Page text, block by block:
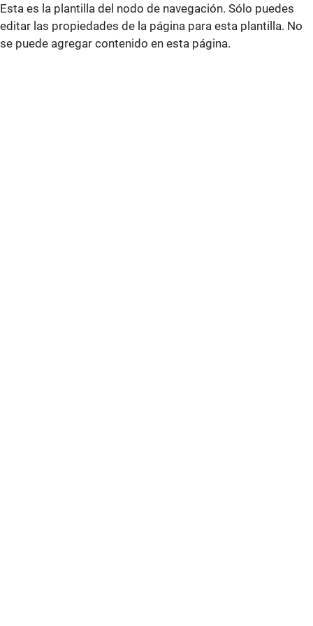
Esta es la plantilla del nodo de navegación. Sólo puedes
editar las propiedades de la página para esta plantilla. No
se puede agregar contenido en esta página.